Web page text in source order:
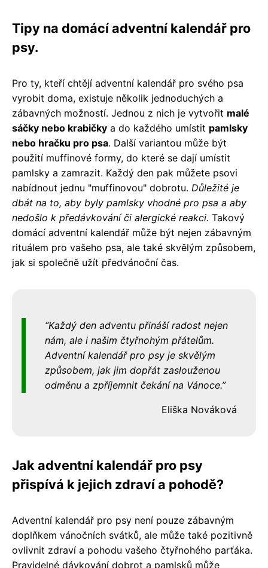
Tipy na domácí adventní kalendář pro
psy.
Pro ty, kteří chtějí adventní kalendář pro svého psa
vyrobit doma, existuje několik jednoduchých a
zábavných možností. Jednou z nich je vytvořit malé
sáčky nebo krabičky a do každého umístit pamlsky
nebo hračku pro psa. Další variantou může být
použití muffinové formy, do které se dají umístit
pamlsky a zamrazit. Každý den pak můžete psovi
nabídnout jednu "muffinovou" dobrotu. Důležité je
dbát na to, aby byly pamlsky vhodné pro psa a aby
nedošlo k předávkování či alergické reakci. Takový
domácí adventní kalendář může být nejen zábavným
rituálem pro vašeho psa, ale také skvělým způsobem,
jak si společně užít předvánoční čas.
Každý den adventu přináší radost nejen
nám, ale i našim čtyřnohým přátelům.
Adventní kalendář pro psy je skvělým
způsobem, jak jim dopřát zaslouženou
odměnu a zpříjemnit čekání na Vánoce.
Eliška Nováková
Jak adventní kalendář pro psy
přispívá k jejich zdraví a pohodě?
Adventní kalendář pro psy není pouze zábavným
doplňkem vánočních svátků, ale může také pozitivně
ovlivnit zdraví a pohodu vašeho čtyřnohého parťáka.
Pravidelné dávkování dobrot a pamlsků může